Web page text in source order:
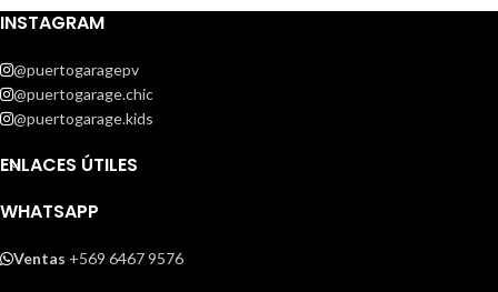
INSTAGRAM
@puertogaragepv
@puertogarage.chic
@puertogarage.kids
ENLACES ÚTILES
WHATSAPP
Ventas +569 6467 9576